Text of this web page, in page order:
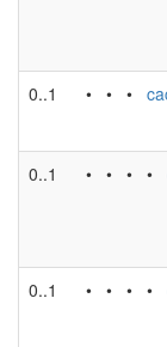
0..1 • • •
0..1 • • • •
0..1 • • • •